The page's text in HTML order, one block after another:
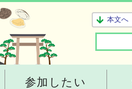
本文へ
参加したい